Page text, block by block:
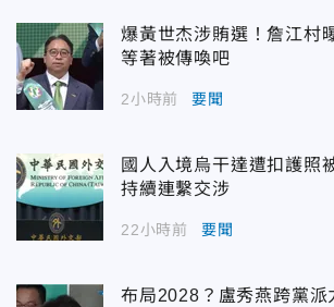
爆黃世杰涉賄選！詹江村
等著被傳喚吧
2小時前 要聞
國人入境烏干達遭扣護照
持續連繫交涉
22小時前 要聞
布局2028？盧秀燕跨黨派